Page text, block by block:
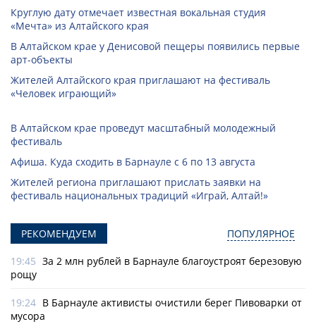
Круглую дату отмечает известная вокальная студия
«Мечта» из Алтайского края
В Алтайском крае у Денисовой пещеры появились первые
арт-объекты
Жителей Алтайского края приглашают на фестиваль
«Человек играющий»
В Алтайском крае проведут масштабный молодежный
фестиваль
Афиша. Куда сходить в Барнауле с 6 по 13 августа
Жителей региона приглашают прислать заявки на
фестиваль национальных традиций «Играй, Алтай!»
РЕКОМЕНДУЕМ ПОПУЛЯРНОЕ
19:45 За 2 млн рублей в Барнауле благоустроят березовую
рощу
19:24 В Барнауле активисты очистили берег Пивоварки от
мусора